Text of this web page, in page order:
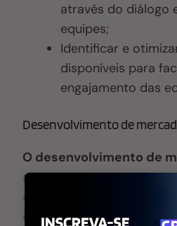
através do diálogo
equipes;
Identificar e
disponíveis para
engajamento das
Desenvolvimento de
O desenvolvimento de
aspecto crucial para a
especialmente em um
crescente